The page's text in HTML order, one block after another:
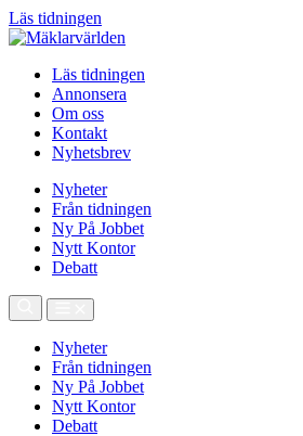
Läs tidningen
Läs tidningen
Annonsera
Om oss
Kontakt
Nyhetsbrev
Nyheter
Från tidningen
Ny På Jobbet
Nytt Kontor
Debatt
Nyheter
Från tidningen
Ny På Jobbet
Nytt Kontor
Debatt